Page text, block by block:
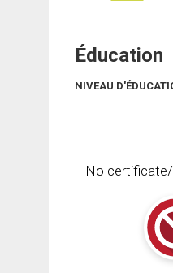
Éducation
NIVEAU
No